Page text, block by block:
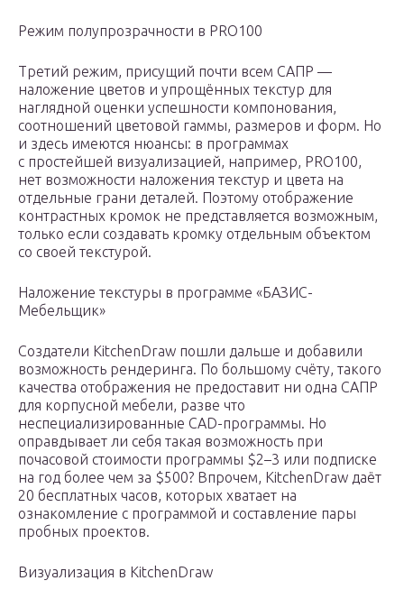
Режим полупрозрачности в PRO100
Третий режим, присущий почти всем САПР —
наложение цветов и упрощённых текстур для
наглядной оценки успешности компонования,
соотношений цветовой гаммы, размеров и форм. Но
и здесь имеются нюансы: в программах
с простейшей визуализацией, например, PRO100,
нет возможности наложения текстур и цвета на
отдельные грани деталей. Поэтому отображение
контрастных кромок не представляется возможным,
только если создавать кромку отдельным объектом
со своей текстурой.
Наложение текстуры в программе «БАЗИС-
Мебельщик»
Создатели KitchenDraw пошли дальше и добавили
возможность рендеринга. По большому счёту, такого
качества отображения не предоставит ни одна САПР
для корпусной мебели, разве что
неспециализированные CAD-программы. Но
оправдывает ли себя такая возможность при
почасовой стоимости программы $2–3 или подписке
на год более чем за $500? Впрочем, KitchenDraw даёт
20 бесплатных часов, которых хватает на
ознакомление с программой и составление пары
пробных проектов.
Визуализация в KitchenDraw